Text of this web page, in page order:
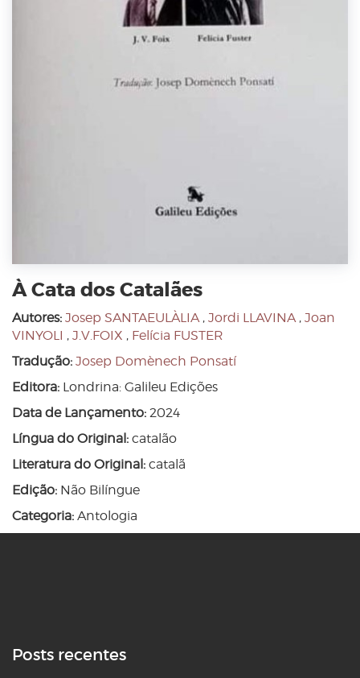
À Cata dos Catalães
Autores: Josep SANTAEULÀLIA, Jordi LLAVINA, Joan
VINYOLI , J.V.FOIX , Felícia FUSTER
Tradução: Josep Domènech Ponsatí
Editora: Londrina: Galileu Edições
Data de Lançamento: 2024
Língua do Original: catalão
Literatura do Original: catalã
Edição: Não Bilíngue
Categoria: Antologia
Posts recentes